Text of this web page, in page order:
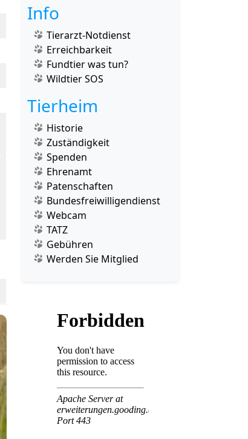
Info
Tierarzt-Notdienst
Erreichbarkeit
Fundtier was tun?
Wildtier SOS
Tierheim
Historie
Zuständigkeit
Spenden
Ehrenamt
Patenschaften
Bundesfreiwilligendienst
Webcam
TATZ
Gebühren
Werden Sie Mitglied